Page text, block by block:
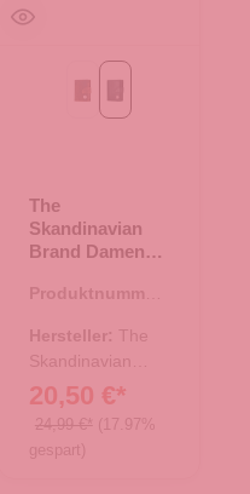
braunschwarz
The
Skandinavian
Brand Damen
Geldbörse
schwarz
Produktnummer:
Hersteller: The
Skandinavian
Brand
20,50 €*
24,99 €* (17.97%
gespart)